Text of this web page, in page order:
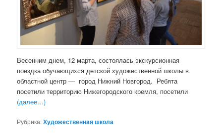
Весенним днем, 12 марта, состоялась экскурсионная
поездка обучающихся детской художественной школы в
областной центр — город Нижний Новгород. Ребята
посетили территорию Нижегородского кремля, посетили
(далее…)
Рубрика:Художественная школа